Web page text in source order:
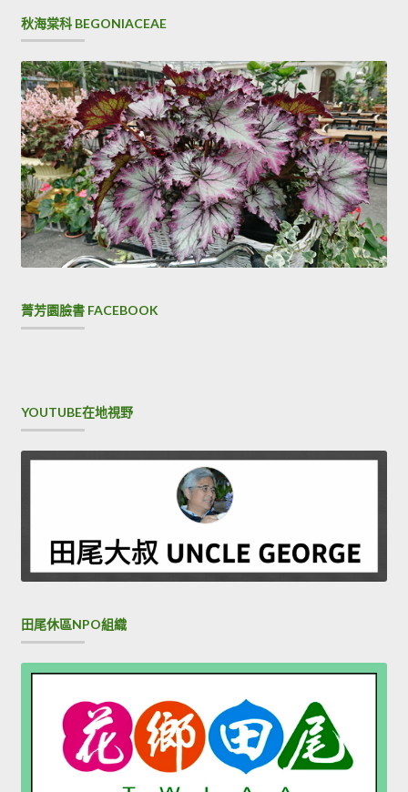
秋海棠科 BEGONIACEAE
菁芳園臉書 FACEBOOK
YOUTUBE在地視野
田尾休區NPO組織